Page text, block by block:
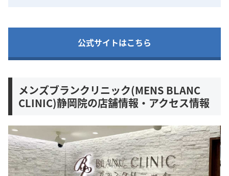
公式サイトはこちら
メンズブランクリニック(MENS BLANC
CLINIC)静岡院の店舗情報・アクセス情報